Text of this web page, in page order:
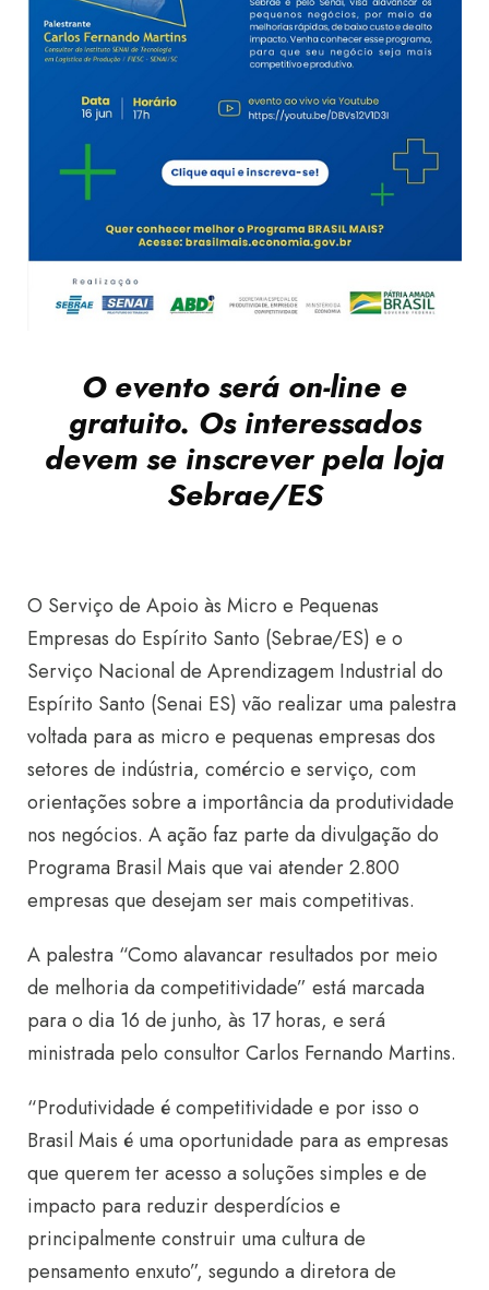
O evento será on-line e
gratuito. Os interessados
devem se inscrever pela loja
Sebrae/ES
O Serviço de Apoio às Micro e Pequenas
Empresas do Espírito Santo (Sebrae/ES) e o
Serviço Nacional de Aprendizagem Industrial do
Espírito Santo (Senai ES) vão realizar uma palestra
voltada para as micro e pequenas empresas dos
setores de indústria, comércio e serviço, com
orientações sobre a importância da produtividade
nos negócios. A ação faz parte da divulgação do
Programa Brasil Mais que vai atender 2.800
empresas que desejam ser mais competitivas.
A palestra “Como alavancar resultados por meio
de melhoria da competitividade” está marcada
para o dia 16 de junho, às 17 horas, e será
ministrada pelo consultor Carlos Fernando Martins.
“Produtividade é competitividade e por isso o
Brasil Mais é uma oportunidade para as empresas
que querem ter acesso a soluções simples e de
impacto para reduzir desperdícios e
principalmente construir uma cultura de
pensamento enxuto”, segundo a diretora de